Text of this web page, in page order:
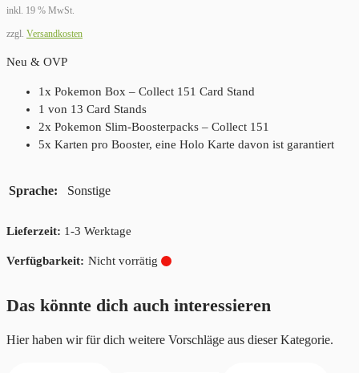
inkl. 19 % MwSt.
zzgl. Versandkosten
Neu & OVP
1x Pokemon Box – Collect 151 Card Stand
1 von 13 Card Stands
2x Pokemon Slim-Boosterpacks – Collect 151
5x Karten pro Booster, eine Holo Karte davon ist garantiert
Sprache Sonstige
Lieferzeit: 1-3 Werktage
Nicht vorrätig
Das könnte dich auch interessieren
Hier haben wir für dich weitere Vorschläge aus dieser Kategorie.